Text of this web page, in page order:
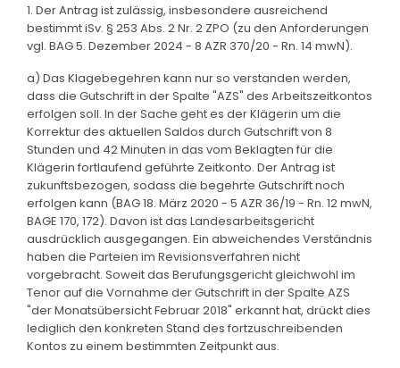
1. Der Antrag ist zulässig, insbesondere ausreichend
bestimmt iSv. § 253 Abs. 2 Nr. 2 ZPO (zu den Anforderungen
vgl. BAG 5. Dezember 2024 - 8 AZR 370/20 - Rn. 14 mwN).
a) Das Klagebegehren kann nur so verstanden werden,
dass die Gutschrift in der Spalte "AZS" des Arbeitszeitkontos
erfolgen soll. In der Sache geht es der Klägerin um die
Korrektur des aktuellen Saldos durch Gutschrift von 8
Stunden und 42 Minuten in das vom Beklagten für die
Klägerin fortlaufend geführte Zeitkonto. Der Antrag ist
zukunftsbezogen, sodass die begehrte Gutschrift noch
erfolgen kann (BAG 18. März 2020 - 5 AZR 36/19 - Rn. 12 mwN,
BAGE 170, 172). Davon ist das Landesarbeitsgericht
ausdrücklich ausgegangen. Ein abweichendes Verständnis
haben die Parteien im Revisionsverfahren nicht
vorgebracht. Soweit das Berufungsgericht gleichwohl im
Tenor auf die Vornahme der Gutschrift in der Spalte AZS
"der Monatsübersicht Februar 2018" erkannt hat, drückt dies
lediglich den konkreten Stand des fortzuschreibenden
Kontos zu einem bestimmten Zeitpunkt aus.